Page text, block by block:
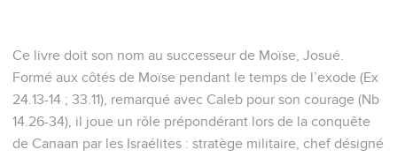
Ce livre doit son nom au successeur de Moïse, Josué.
Formé aux côtés de Moïse pendant le temps de l’exode (Ex
24.13-14 ; 33.11), remarqué avec Caleb pour son courage (Nb
14.26-34), il joue un rôle prépondérant lors de la conquête
de Canaan par les Israélites : stratège militaire, chef désigné